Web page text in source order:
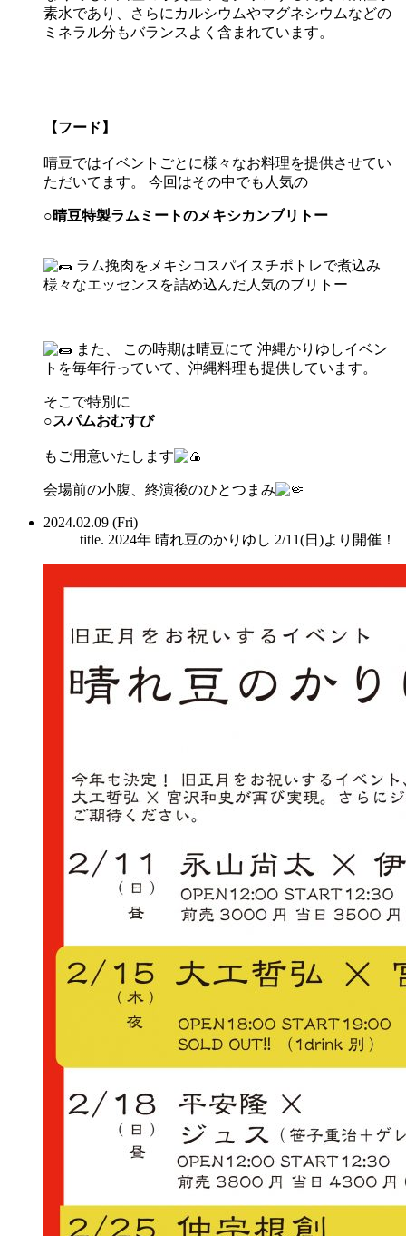
素水であり、さらにカルシウムやマグネシウムなどの
ミネラル分もバランスよく含まれています。
【フード】
晴豆ではイベントごとに様々なお料理を提供させてい
ただいてます。 今回はその中でも人気の
○晴豆特製ラムミートのメキシカンブリトー
ラム挽肉をメキシコスパイスチポトレで煮込み
様々なエッセンスを詰め込んだ人気のブリトー
また、 この時期は晴豆にて 沖縄かりゆしイベン
トを毎年行っていて、沖縄料理も提供しています。
そこで特別に
○スパムおむすび
もご用意いたします
会場前の小腹、終演後のひとつまみ
2024.02.09 (Fri)
title. 2024年 晴れ豆のかりゆし 2/11(日)より開催！